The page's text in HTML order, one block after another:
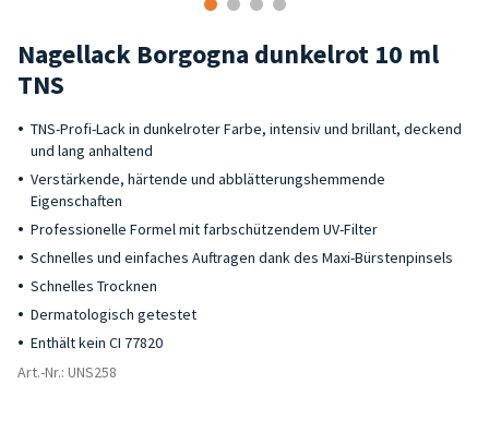
Nagellack Borgogna dunkelrot 10 ml
TNS
TNS-Profi-Lack in dunkelroter Farbe, intensiv und brillant, deckend
und lang anhaltend
Verstärkende, härtende und abblätterungshemmende
Eigenschaften
Professionelle Formel mit farbschützendem UV-Filter
Schnelles und einfaches Auftragen dank des Maxi-Bürstenpinsels
Schnelles Trocknen
Dermatologisch getestet
Enthält kein CI 77820
Art.-Nr.: UNS258